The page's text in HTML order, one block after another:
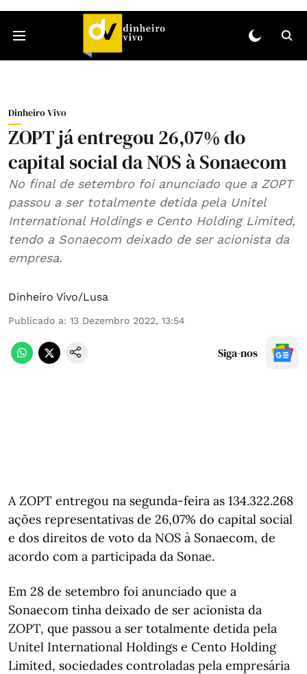
Dinheiro Vivo
ZOPT já entregou 26,07% do
capital social da NOS à Sonaecom
No final de setembro foi anunciado que a ZOPT
passou a ser totalmente detida pela Unitel
International Holdings e Cento Holding Limited,
tendo a Sonaecom deixado de ser acionista da
empresa.
Dinheiro Vivo/Lusa
Publicado a: 13 Dezembro 2022, 13:54
Siga-nos
A ZOPT entregou na segunda-feira as 134.322.268
ações representativas de 26,07% do capital social
e dos direitos de voto da NOS à Sonaecom, de
acordo com a participada da Sonae.
Em 28 de setembro foi anunciado que a
Sonaecom tinha deixado de ser acionista da
ZOPT, que passou a ser totalmente detida pela
Unitel International Holdings e Cento Holding
Limited, sociedades controladas pela empresária